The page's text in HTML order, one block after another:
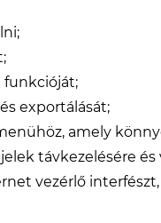
funkcióját;
exportálását;
amely
távkezelésére és
vezérlő